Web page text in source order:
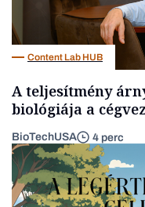
Content Lab HUB
A teljesítmény
biológiája a
BioTechUSA 4 perc